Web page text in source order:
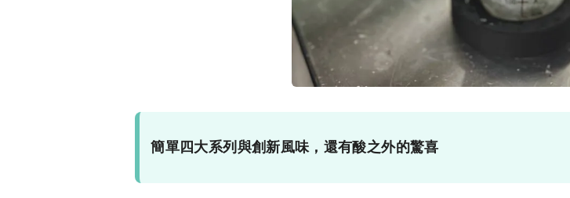
簡單四大系列與創新風味，還有酸之外的驚喜